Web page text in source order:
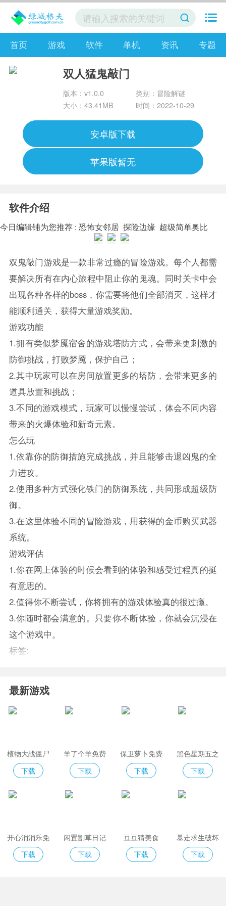
首页 游戏 软件 单机 资讯 专题
双人猛鬼敲门
版本：v1.0.0
类别：冒险解谜
大小：43.41MB
时间：2022-10-29
安卓版下载
苹果版暂无
软件介绍
今日编辑铺为您推荐 : 恐怖女邻居 探险边缘 超级简单奥比
双鬼敲门游戏是一款非常过瘾的冒险游戏。每个人都需
要解决所有在内心旅程中阻止你的鬼魂。同时关卡中会
出现各种各样的boss，你需要将他们全部消灭，这样才
能顺利通关，获得大量游戏奖励。
游戏功能
1.拥有类似梦魇宿舍的游戏塔防方式，会带来更刺激的
防御挑战，打败梦魇，保护自己；
2.其中玩家可以在房间放置更多的塔防，会带来更多的
道具放置和挑战；
3.不同的游戏模式，玩家可以慢慢尝试，体会不同内容
带来的火爆体验和新奇元素。
怎么玩
1.依靠你的防御措施完成挑战，并且能够击退凶鬼的全
力进攻。
2.使用多种方式强化铁门的防御系统，共同形成超级防
御。
3.在这里体验不同的冒险游戏，用获得的金币购买武器
系统。
游戏评估
1.你在网上体验的时候会看到的体验和感受过程真的挺
有意思的。
2.值得你不断尝试，你将拥有的游戏体验真的很过瘾。
3.你随时都会满意的。只要你不断体验，你就会沉浸在
这个游戏中。
标签:
最新游戏
植物大战僵尸
2免费版
下载
羊了个羊免费
下载
保卫萝卜免费
版
下载
黑色星期五之
夜indiecross
下载
开心消消乐免
费版
下载
闲置割草日记
下载
豆豆猜美食
下载
暴走求生破坏
模拟器
下载